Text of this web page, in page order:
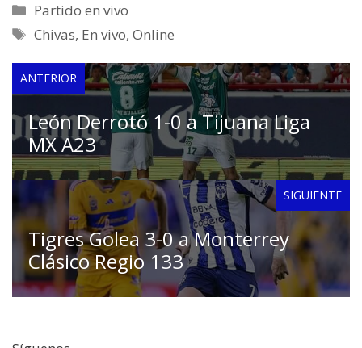
Categorías
Partido en vivo
Etiquetas
Chivas, En vivo,Online
ANTERIOR
León Derrotó 1-0 a Tijuana Liga
MX A23
SIGUIENTE
Tigres Golea 3-0 a Monterrey
Clásico Regio 133